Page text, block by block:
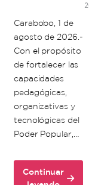
Carabobo, 1 de
agosto de 2026.-
Con el propósito
de fortalecer las
capacidades
pedagógicas,
organizativas y
tecnológicas del
Poder Popular,…
Continuar